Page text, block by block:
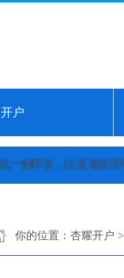
户
即发，比亚迪能否继续
你的位置： 杏耀开户